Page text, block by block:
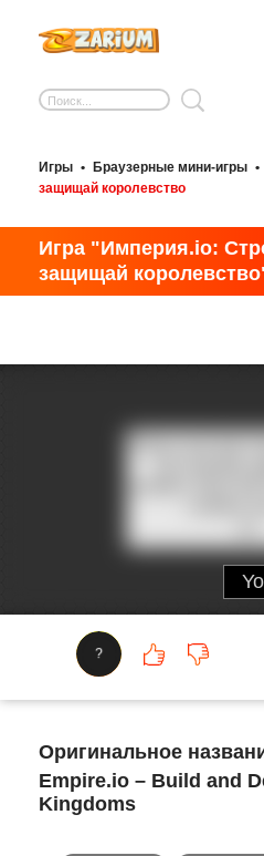
Игры • Браузерные мини-игры •
защищай королевство
Игра "Империя.io:
защищай
?
Оригинальное
Empire.io – Build and
Kingdoms